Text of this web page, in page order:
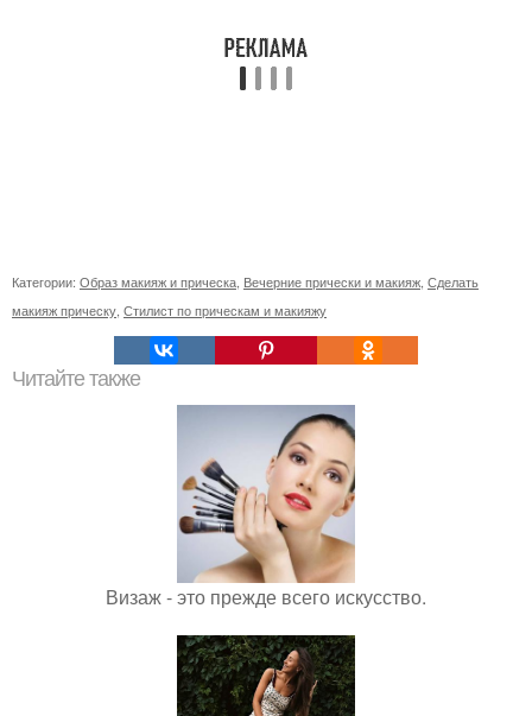
Категории: Образ макияж и прическа Вечерние прически и макияж Сделать
макияж прическу Стилист по прическам и макияжу
Читайте также
Визаж - это прежде всего искусство.